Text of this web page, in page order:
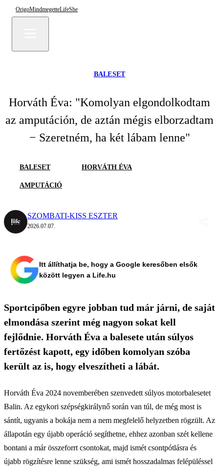
OrigoMindmegetteLifeShe
BALESET
Horváth Éva: "Komolyan elgondolkodtam
az amputáción, de aztán mégis elborzadtam
− Szeretném, ha két lábam lenne"
BALESET HORVÁTH ÉVA
AMPUTÁCIÓ
SZOMBATI-KISS ESZTER
2026.07.07.
Itt állíthatja be, hogy a Google keresőben elsők
között legyen a Life.hu
Sportcipőben egyre jobban tud már járni, de saját
elmondása szerint még nagyon sokat kell
fejlődnie. Horváth Éva a balesete után súlyos
fertőzést kapott, egy időben komolyan szóba
került az is, hogy elveszítheti a lábát.
Horváth Éva 2024 novemberében szenvedett súlyos motorbalesetet
Balin. Az egykori szépségkirálynő során van túl, de még most is
sántít, ugyanis a bokája nem a nem megfelelő helyzetben rögzült. Az
állapotán egy újabb operáció segíthetne, ehhez azonban szét kellene
bontani a már összeforrt csontokat, majd ismét csontpótlásra és
újabb rögzítésre lenne szükség, ami ismét hosszadalmas felépüléssel